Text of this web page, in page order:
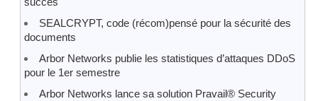
SEALCRYPT, code (récom)pensé pour la sécurité des
documents
Arbor Networks publie les statistiques d’attaques DDoS
pour le 1er semestre
Arbor Networks lance sa solution Pravail® Security